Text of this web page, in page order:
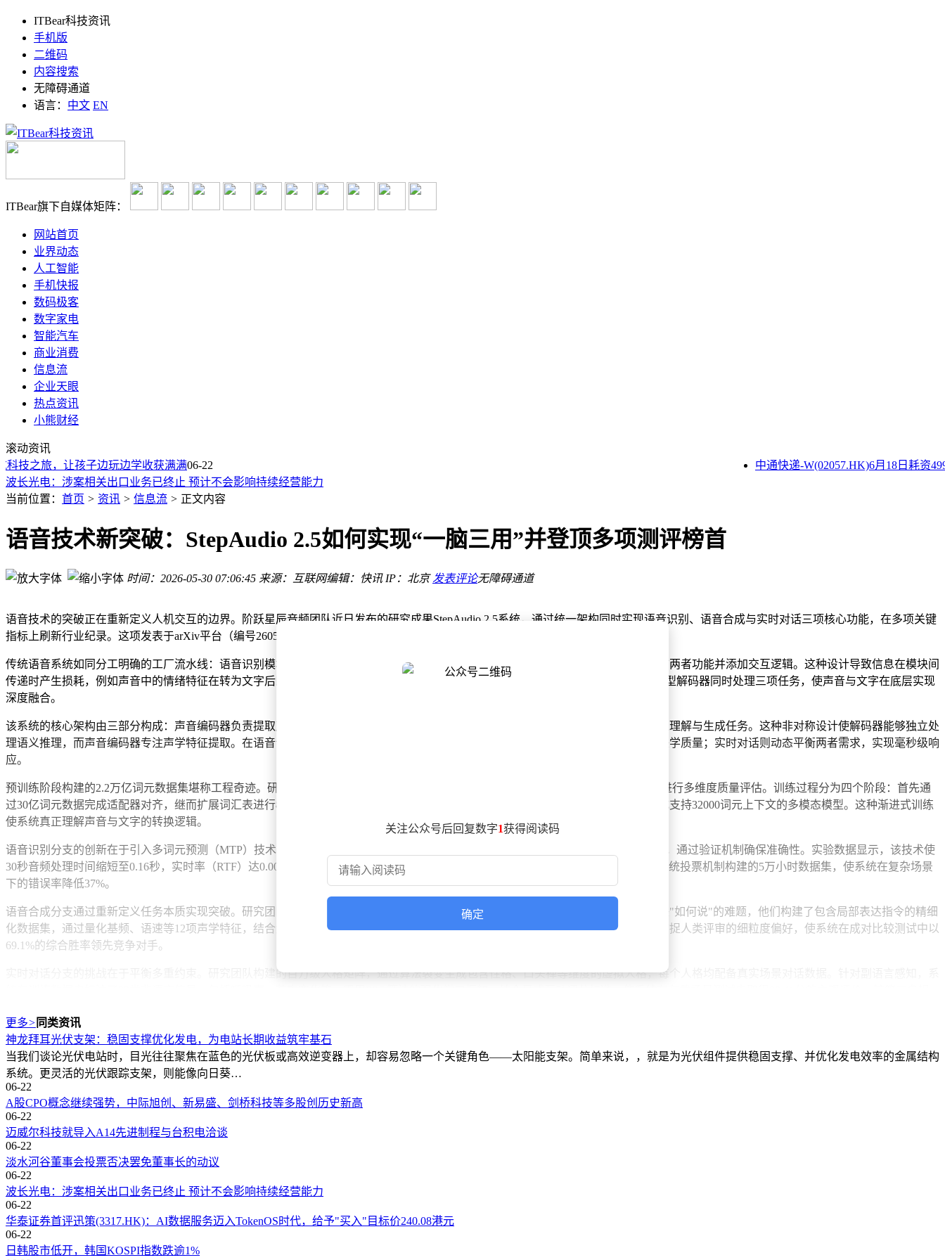
ITBear科技资讯
手机版
二维码
内容搜索
无障碍通道
语言： 中文 EN
ITBear旗下自媒体矩阵：
网站首页
业界动态
人工智能
手机快报
数码极客
数字家电
智能汽车
商业消费
信息流
企业天眼
热点资讯
小熊财经
滚动资讯
技之旅，让孩子边玩边学收获满满06-22 中通快递-W(02057.HK)6月18日耗资
LG旗下股票大涨 韩媒称LG高管将访问英伟达总部讨论实体AI
迈威尔科技就导入A14先进制程与台积电洽谈
淡水河谷董事会投票否决罢免董事长的动议
波长光电：涉案相关出口业务已终止 预计不会影响持续经营能力
华泰证券首评迅策(3317.HK)：AI数据服务迈入TokenOS时代，给予"买入"目标价240.08港元
澳股开跌0.37%
日经225指数创历史新高
两市融资余额增加128.08亿元
LG旗下股票大涨 韩媒称LG高管将访问英伟达总部讨论实体AI
当前位置： 首页 > 资讯 > 信息流 > 正文内容
语音技术新突破：StepAudio 2.5如何实现“一脑三用”并登顶多项测评榜首
时间：2026-05-30 07:06:45 来源：互联网编辑：快讯 IP：北京 发表评论无障碍通道
语音技术的突破正在重新定义人机交互的边界。阶跃星辰音频团队近日发布的研究成果StepAudio 2.5系统，通过统一架构同时实现语音识别、语音合成与实时对话三项核心功能，在多项关键
指标上刷新行业纪录。这项发表于arXiv平台（编号2605.23463）的技术突破，标志着语音AI从"专才模式"向"通才模式"的范式转变。
传统语音系统如同分工明确的工厂流水线：语音识别模块负责转写文字，语音合成模块处理文本到声音的转换，实时对话系统则整合前两者功能并添加交互逻辑。这种设计导致信息在模块间
传递时产生损耗，例如声音中的情绪特征在转为文字后即告消失。StepAudio 2.5创新性地采用"共享语义空间"架构，通过统一的语言模型解码器同时处理三项任务，使声音与文字在底层实现
深度融合。
该系统的核心架构由三部分构成：声音编码器负责提取声学特征，适配器完成声学特征到语言空间的映射，语言模型解码器则承担语义理解与生成任务。这种非对称设计使解码器能够独立处
理语义推理，而声音编码器专注声学特征提取。在语音识别场景中，系统优先依赖声学信号约束输出；语音合成时则侧重声音生成的美学质量；实时对话则动态平衡两者需求，实现毫秒级响
应。
预训练阶段构建的2.2万亿词元数据集堪称工程奇迹。研究团队开发的自动化处理流水线，能够从原始音频中提取语义完整片段，同时进行多维度质量评估。训练过程分为四个阶段：首先通
过30亿词元数据完成适配器对齐，继而扩展词汇表进行8000亿词元的联合训练，随后用6000亿词元数据优化长序列处理能力，最终形成支持32000词元上下文的多模态模型。这种渐进式训练
使系统真正理解声音与文字的转换逻辑。
语音识别分支的创新在于引入多词元预测（MTP）技术。传统模型逐词生成的机制类似机械打字，而MTP模块可同时预测未来5个词元，通过验证机制确保准确性。实验数据显示，该技术使
30秒音频处理时间缩短至0.16秒，实时率（RTF）达0.0053，在AISHELL-1数据集上取得0.71%的字错误率。长文本处理方面，通过三系统投票机制构建的5万小时数据集，使系统在复杂场景
下的错误率降低37%。
语音合成分支通过重新定义任务本质实现突破。研究团队将声音词元视为特殊语言符号，使模型直接生成包含声音片段的序列。为解决"如何说"的难题，他们构建了包含局部表达指令的精细
化数据集，通过量化基频、语速等12项声学特征，结合大语言模型生成段落级控制标注。强化学习阶段采用的生成式奖励模型，能够捕捉人类评审的细粒度偏好，使系统在成对比较测试中以
69.1%的综合胜率领先竞争对手。
实时对话分支的挑战在于平衡多重约束。研究团队构建的百万级人格矩阵，通过算法裂变生成包含性格、口头禅等维度的虚拟人格，每个人格均配备真实场景对话数据。针对副语言感知，系
这项研究带来的不仅是技术指标的提升，更预示着语音AI开发范式的转变。统一架构设计使新增功能无需重构系统，只需调整训练策略即可实现能力扩展。尽管当前三个分支仍需独立部
署，但共享的预训练权重已为未来全模态实时交互奠定基础。对于普通用户而言，更流畅的语音助手、更具表现力的有声读物和更懂情绪的智能客服，将成为这项技术最先触达的应用场景。
关注公众号后回复数字1获得阅读码
确定
更多> 同类资讯
神龙拜耳光伏支架：稳固支撑优化发电，为电站长期收益筑牢基石
当我们谈论光伏电站时，目光往往聚焦在蓝色的光伏板或高效逆变器上，却容易忽略一个关键角色——太阳能支架。简单来说，，就是为光伏组件提供稳固支撑、并优化发电效率的金属结构
系统。更灵活的光伏跟踪支架，则能像向日葵…
06-22
A股CPO概念继续强势，中际旭创、新易盛、剑桥科技等多股创历史新高
06-22
迈威尔科技就导入A14先进制程与台积电洽谈
06-22
淡水河谷董事会投票否决罢免董事长的动议
06-22
波长光电：涉案相关出口业务已终止 预计不会影响持续经营能力
06-22
华泰证券首评迅策(3317.HK)：AI数据服务迈入TokenOS时代，给予"买入"目标价240.08港元
06-22
日韩股市低开，韩国KOSPI指数跌逾1%